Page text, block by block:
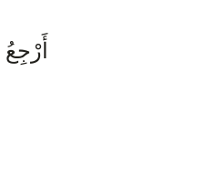
أَرْجِعُ